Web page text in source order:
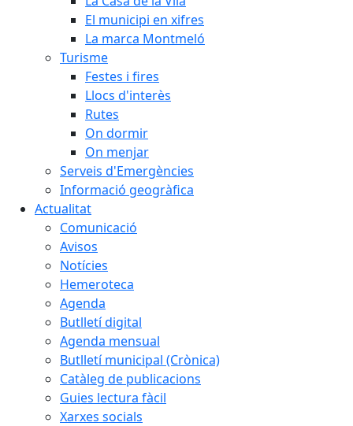
El municipi en xifres
La marca Montmeló
Turisme
Festes i fires
Llocs d'interès
Rutes
On dormir
On menjar
Serveis d'Emergències
Informació geogràfica
Actualitat
Comunicació
Avisos
Notícies
Hemeroteca
Agenda
Butlletí digital
Agenda mensual
Butlletí municipal (Crònica)
Catàleg de publicacions
Guies lectura fàcil
Xarxes socials